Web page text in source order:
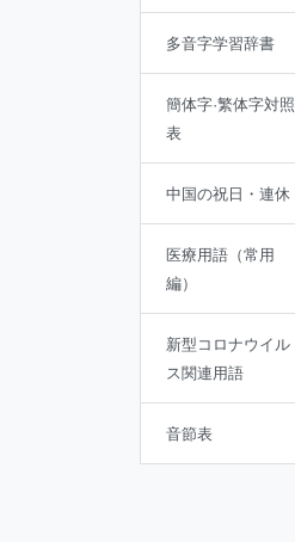
多音字学習辞書
簡体字·繁体字対照
表
中国の祝日・連休
医療用語（常用
編）
新型コロナウイル
ス関連用語
音節表